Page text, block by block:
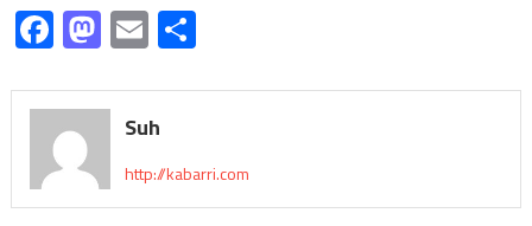
Facebook
Mastodon
EmailShare
Suh
http://kabarri.com